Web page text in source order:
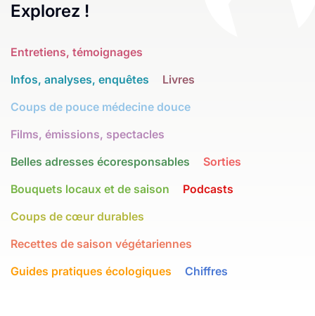
Explorez !
Entretiens, témoignages
Infos, analyses, enquêtes
Livres
Coups de pouce médecine douce
Films, émissions, spectacles
Belles adresses écoresponsables
Sorties
Bouquets locaux et de saison
Podcasts
Coups de cœur durables
Recettes de saison végétariennes
Guides pratiques écologiques
Chiffres